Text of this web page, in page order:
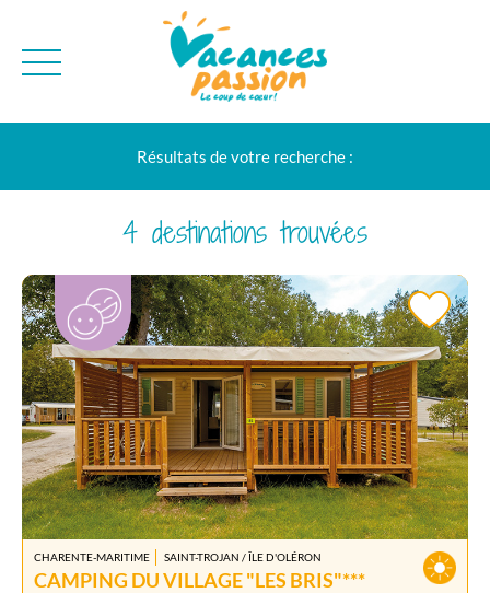
ENVIE D'AILLEURS
BONS PLANS
Résultats de votre recherche :
4 destinations trouvées
CHARENTE-MARITIME SAINT-TROJAN / ÎLE D'OLÉRON
CAMPING DU VILLAGE "LES BRIS"***